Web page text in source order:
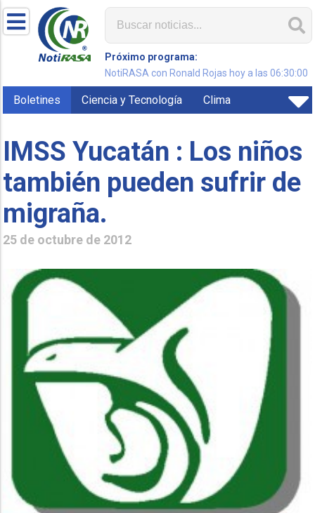
Próximo programa:
NotiRASA con Ronald Rojas hoy a las 06:30:00
Boletines Ciencia y Tecnología Clima
IMSS Yucatán : Los niños
también pueden sufrir de
migraña.
25 de octubre de 2012